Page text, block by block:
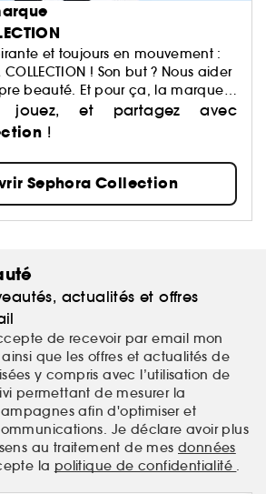
et toujours en mouvement :
COLLECTION ! Son but ? Nous aider
beauté. Et pour ça, la marque
des centaines de produits : du
du capillaire au parfum, du
alimentaires,… Avec pour
une beauté performante.
jouez, et partagez avec
!
Sephora Collection
actualités et offres
de recevoir par email mon
que les offres et actualités de
y compris avec l’utilisation de
permettant de mesurer la
afin d'optimiser et
Je déclare avoir plus
au traitement de mes données
la politique de confidentialité .